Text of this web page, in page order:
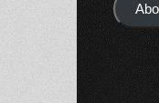
Adresse